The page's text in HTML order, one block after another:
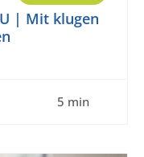
| Mit klugen
5 min